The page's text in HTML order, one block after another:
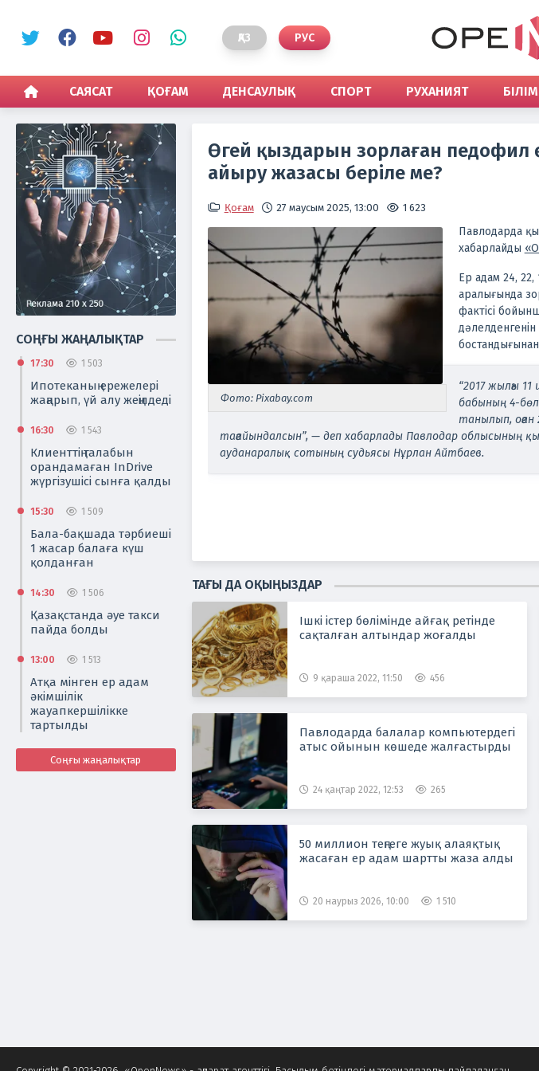
ҚАЗ РУС
САЯСАТ ҚОҒАМ ДЕНСАУЛЫҚ СПОРТ РУХАНИЯТ БІЛІМ
СОҢҒЫ ЖАҢАЛЫҚТАР
17:30 1 503
Ипотеканың ережелері
жаңарып, үй алу жеңілдеді
16:30 1 543
Клиенттің талабын
орандамаған InDrive
жүргізушісі сынға қалды
15:30 1 509
Бала-бақшада тәрбиеші
1 жасар балаға күш
қолданған
14:30 1 506
Қазақстанда әуе такси
пайда болды
13:00 1 513
Атқа мінген ер адам
әкімшілік
жауапкершілікке
тартылды
Соңғы жаңалықтар
Өгей қыздарын зорлаған педофил
айыру жазасы беріле ме?
Қоғам 27 маусым 2025, 13:00 1 623
Фото: Pixabay.com
Павлодарда
хабарлайды
Ер адам 24,
аралығында
фактісі
“2017 жылғы
бабының 4-
танылып, оған
тағайындалсын”, — деп хабарлады Павлодар облысының
ауданаралық сотының судьясы Нұрлан Айтбаев.
ТАҒЫ ДА ОҚЫҢЫЗДАР
Ішкі істер бөлімінде айғақ ретінде
сақталған алтындар жоғалды
9 қараша 2022, 11:50 456
Павлодарда балалар компьютердегі
атыс ойынын көшеде жалғастырды
24 қаңтар 2022, 12:53 265
50 миллион теңгеге жуық алаяқтық
жасаған ер адам шартты жаза алды
20 наурыз 2026, 10:00 1 510